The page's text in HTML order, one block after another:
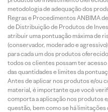
metodologia de adequação dos
Regras e Procedimentos ANBIMA
de Distribuição de Produtos de
atribuir uma pontuação máxima de
(conservador, moderado e
para cada um dos produtos
todos os clientes possam ter
das quantidades e limites da
Antes de aplicar nos produtos e/ou
material, é importante que você
comporta a aplicação nos produtos
questão, bem como se há